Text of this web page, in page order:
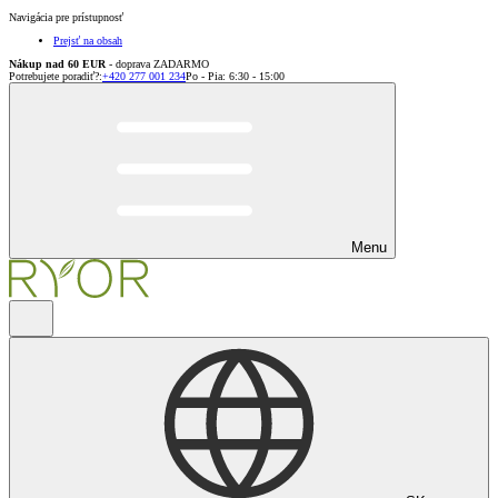
Navigácia pre prístupnosť
Prejsť na obsah
Nákup nad 60 EUR - doprava ZADARMO
Potrebujete poradiť?:+420 277 001 234Po - Pia: 6:30 - 15:00
Menu